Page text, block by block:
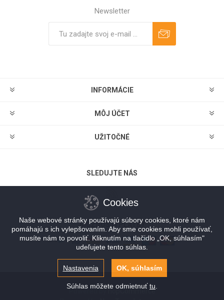
Newsletter
INFORMÁCIE
MÔJ ÚČET
UŽITOČNÉ
SLEDUJTE NÁS
MOŽNOSTI PLATBY
Powered bynopCommerce
Cookies
Naše webové stránky používajú súbory cookies, ktoré nám
pomáhajú s ich vylepšovaním. Aby sme cookies mohli používať,
musíte nám to povoliť. Kliknutím na tlačidlo „OK, súhlasím"
udeľujete tento súhlas.
Nastavenia OK, súhlasím
Súhlas môžete odmietnuťtu